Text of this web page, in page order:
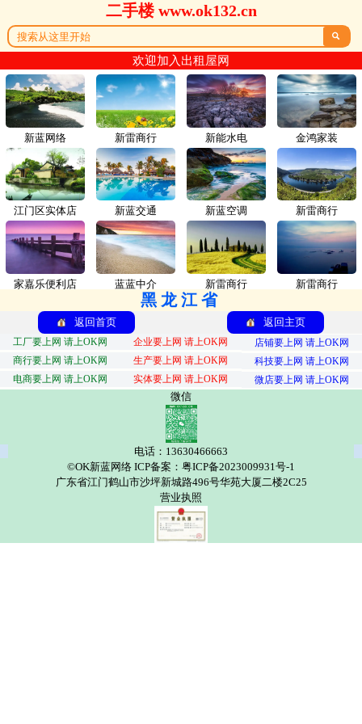
二手楼 www.ok132.cn

欢迎加入出租屋网
新蓝网络 新雷商行
江门区实体店 新蓝交通
家嘉乐便利店 蓝蓝中介
新能水电 金鸿家装
新蓝空调 新雷商行
新雷商行 新雷商行
黑龙江省
返回首页 返回主页
工厂要上网 请上OK网 企业要上网 请上OK网
店铺要上网 请上OK网
商行要上网 请上OK网
生产要上网 请上OK网
科技要上网 请上OK网
电商要上网 请上OK网
实体要上网 请上OK网 微店要上网 请上OK网
微信
电话：13630466663
©OK新蓝网络 ICP备案：粤ICP备2023009931号-1
广东省江门鹤山市沙坪新城路496号华苑大厦二楼2C25
营业执照